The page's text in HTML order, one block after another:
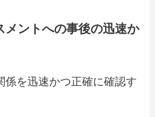
メントへの事後の迅速か
係を迅速かつ正確に確認す